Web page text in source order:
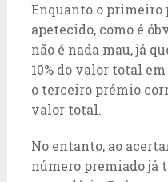
Enquanto o primeiro
apetecido, como é
não é nada mau, já
10% do valor total
o terceiro prémio
valor total.
No entanto, ao
número premiado já